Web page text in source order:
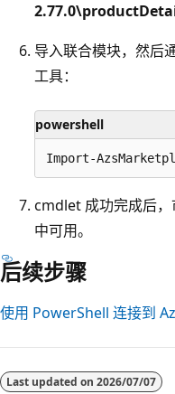
导入联合模块，然后
工具：
powershell
cmdlet 成功完成后
中可用。
后续步骤
使用 PowerShell 连接到
Last updated on 2026/07/07